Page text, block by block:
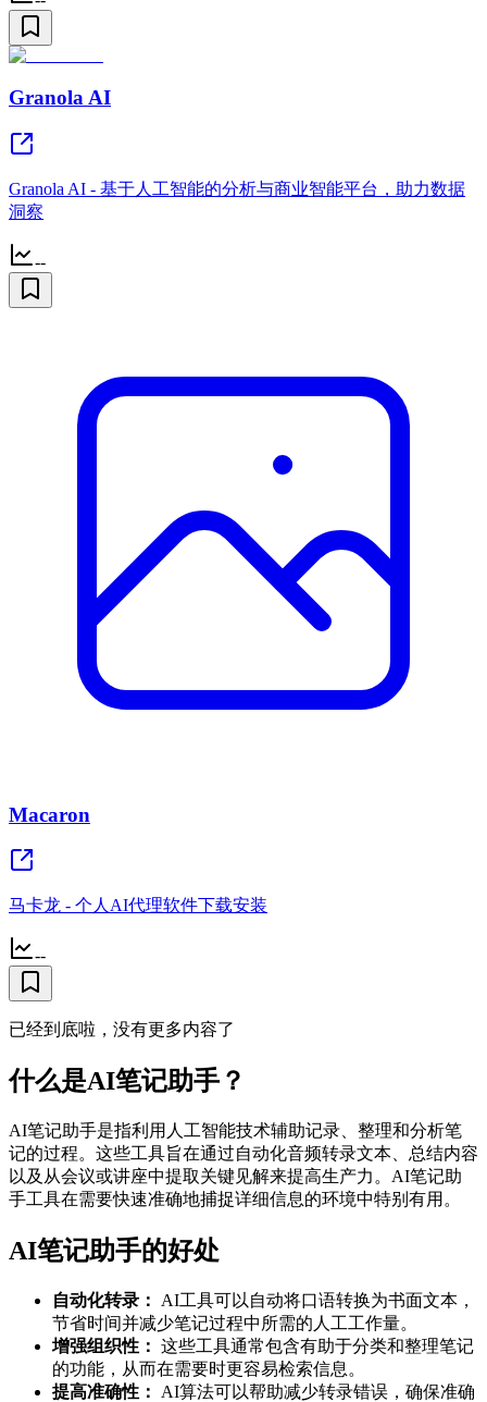
Granola AI
Granola AI - 基于人工智能的分析与商业智能平台，助力数据
洞察
--
Macaron
马卡龙 - 个人AI代理软件下载安装
--
已经到底啦，没有更多内容了
什么是AI笔记助手？
AI笔记助手是指利用人工智能技术辅助记录、整理和分析笔
记的过程。这些工具旨在通过自动化音频转录文本、总结内容
以及从会议或讲座中提取关键见解来提高生产力。AI笔记助
手工具在需要快速准确地捕捉详细信息的环境中特别有用。
AI笔记助手的好处
自动化转录：
AI工具可以自动将口语转换为书面文本，
节省时间并减少笔记过程中所需的人工工作量。
增强组织性： 这些工具通常包含有助于分类和整理笔记
的功能，从而在需要时更容易检索信息。
提高准确性：
AI算法可以帮助减少转录错误，确保准确